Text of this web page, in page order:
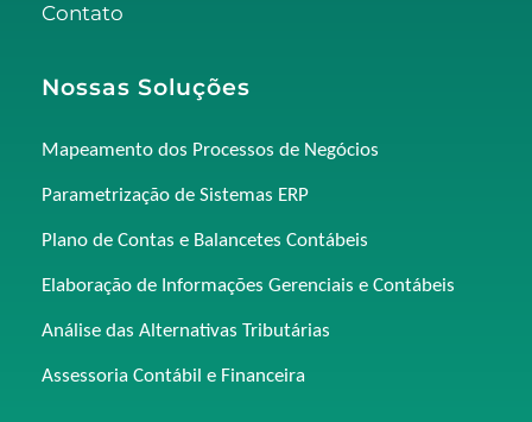
Contato
Nossas Soluções
Mapeamento dos Processos de Negócios
Parametrização de Sistemas ERP
Plano de Contas e Balancetes Contábeis
Elaboração de Informações Gerenciais e Contábeis
Análise das Alternativas Tributárias
Assessoria Contábil e Financeira